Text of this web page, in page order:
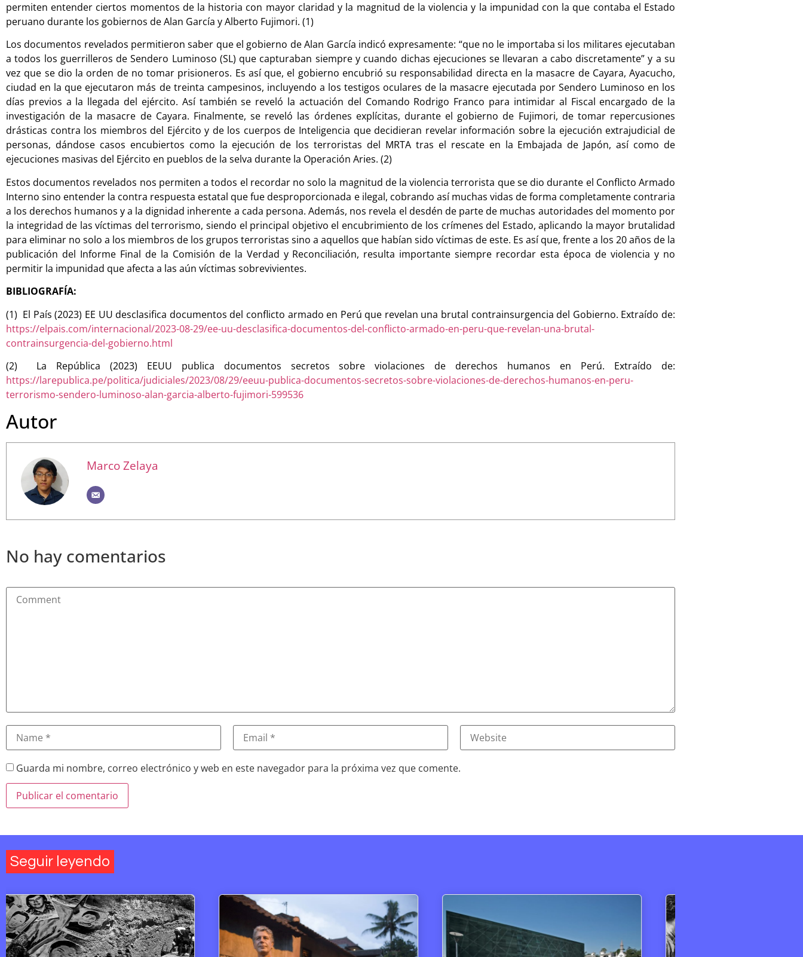
permiten entender ciertos momentos de la historia con mayor claridad y la magnitud de la violencia y la impunidad con la que contaba el Estado
peruano durante los gobiernos de Alan García y Alberto Fujimori. (1)
Los documentos revelados permitieron saber que el gobierno de Alan García indicó expresamente: “que no le importaba si los militares ejecutaban
a todos los guerrilleros de Sendero Luminoso (SL) que capturaban siempre y cuando dichas ejecuciones se llevaran a cabo discretamente” y a su
vez que se dio la orden de no tomar prisioneros. Es así que, el gobierno encubrió su responsabilidad directa en la masacre de Cayara, Ayacucho,
ciudad en la que ejecutaron más de treinta campesinos, incluyendo a los testigos oculares de la masacre ejecutada por Sendero Luminoso en los
días previos a la llegada del ejército. Así también se reveló la actuación del Comando Rodrigo Franco para intimidar al Fiscal encargado de la
investigación de la masacre de Cayara. Finalmente, se reveló las órdenes explícitas, durante el gobierno de Fujimori, de tomar repercusiones
drásticas contra los miembros del Ejército y de los cuerpos de Inteligencia que decidieran revelar información sobre la ejecución extrajudicial de
personas, dándose casos encubiertos como la ejecución de los terroristas del MRTA tras el rescate en la Embajada de Japón, así como de
ejecuciones masivas del Ejército en pueblos de la selva durante la Operación Aries. (2)
Estos documentos revelados nos permiten a todos el recordar no solo la magnitud de la violencia terrorista que se dio durante el Conflicto Armado
Interno sino entender la contra respuesta estatal que fue desproporcionada e ilegal, cobrando así muchas vidas de forma completamente contraria
a los derechos humanos y a la dignidad inherente a cada persona. Además, nos revela el desdén de parte de muchas autoridades del momento por
la integridad de las víctimas del terrorismo, siendo el principal objetivo el encubrimiento de los crímenes del Estado, aplicando la mayor brutalidad
para eliminar no solo a los miembros de los grupos terroristas sino a aquellos que habían sido víctimas de este. Es así que, frente a los 20 años de la
publicación del Informe Final de la Comisión de la Verdad y Reconciliación, resulta importante siempre recordar esta época de violencia y no
permitir la impunidad que afecta a las aún víctimas sobrevivientes.
BIBLIOGRAFÍA:
(1) El País (2023) EE UU desclasifica documentos del conflicto armado en Perú que revelan una brutal contrainsurgencia del Gobierno. Extraído de:
https://elpais.com/internacional/2023-08-29/ee-uu-desclasifica-documentos-del-conflicto-armado-en-peru-que-revelan-una-brutal-
contrainsurgencia-del-gobierno.html
(2) La República (2023) EEUU publica documentos secretos sobre violaciones de derechos humanos en Perú. Extraído de:
https://larepublica.pe/politica/judiciales/2023/08/29/eeuu-publica-documentos-secretos-sobre-violaciones-de-derechos-humanos-en-peru-
terrorismo-sendero-luminoso-alan-garcia-alberto-fujimori-599536
Autor
Marco Zelaya
No hay comentarios
Guarda mi nombre, correo electrónico y web en este navegador para la próxima vez que comente.
Seguir leyendo